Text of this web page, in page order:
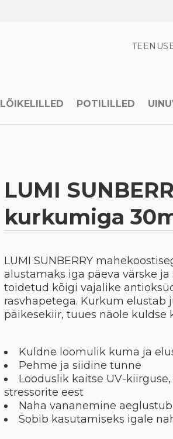
LÕIKELILLED POTILILLED
LUMI
kurkumiga
LUMI SUNBERRY
alustamaks iga päeva värske
toidetud kõigi vajalike
rasvhapetega. Kurkum elustab
päikesekiir, tuues näole kuldse
Kuldne loomulik kuma ja
Pehme ja siidine tunne
Looduslik kaitse UV-
stressorite eest
Naha vananemine aeglustub
Sobib kasutamiseks igale